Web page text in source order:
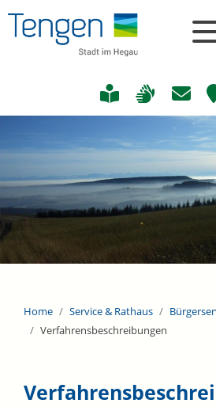
Home Service & Rathaus
Verfahrensbeschreibungen